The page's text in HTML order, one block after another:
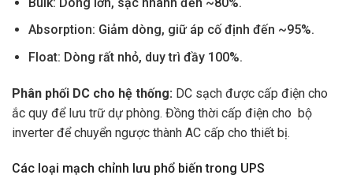
Absorption: Giảm dòng, giữ áp cố định đến ~95%.
Float: Dòng rất nhỏ, duy trì đầy 100%.
Phân phối DC cho hệ thống: DC sạch được cấp điện cho
ắc quy để lưu trữ dự phòng. Đồng thời cấp điện cho bộ
inverter để chuyển ngược thành AC cấp cho thiết bị.
Các loại mạch chỉnh lưu phổ biến trong UPS